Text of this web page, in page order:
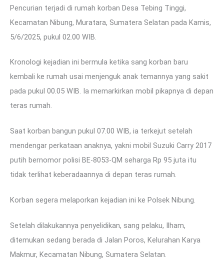
Pencurian terjadi di rumah korban Desa Tebing Tinggi,
Kecamatan Nibung, Muratara, Sumatera Selatan pada Kamis,
5/6/2025, pukul 02.00 WIB.
Kronologi kejadian ini bermula ketika sang korban baru
kembali ke rumah usai menjenguk anak temannya yang sakit
pada pukul 00.05 WIB. Ia memarkirkan mobil pikapnya di depan
teras rumah.
Saat korban bangun pukul 07.00 WIB, ia terkejut setelah
mendengar perkataan anaknya, yakni mobil Suzuki Carry 2017
putih bernomor polisi BE-8053-QM seharga Rp 95 juta itu
tidak terlihat keberadaannya di depan teras rumah.
Korban segera melaporkan kejadian ini ke Polsek Nibung.
Setelah dilakukannya penyelidikan, sang pelaku, Ilham,
ditemukan sedang berada di Jalan Poros, Kelurahan Karya
Makmur, Kecamatan Nibung, Sumatera Selatan.